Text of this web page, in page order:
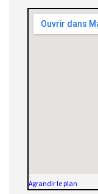
Agrandir le plan